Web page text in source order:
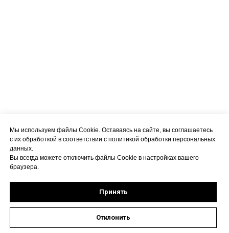
Мы используем файлы Cookie. Оставаясь на сайте, вы соглашаетесь
с их обработкой в соответствии с политикой обработки персональных
данных.
Вы всегда можете отключить файлы Cookie в настройках вашего
браузера.
Принять
Отклонить
Оставить заявку на запись к специалисту